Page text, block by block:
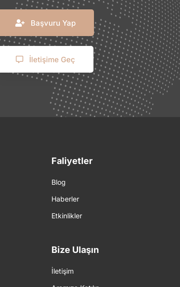
Başvuru Yap
İletişime Geç
Faliyetler
Blog
Haberler
Etkinlikler
Bize Ulaşın
İletişim